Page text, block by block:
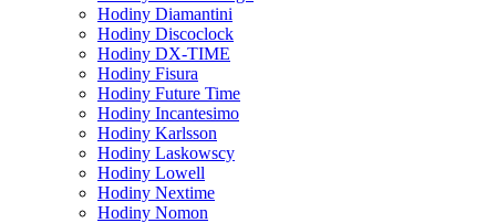
Hodiny Diamantini
Hodiny Discoclock
Hodiny DX-TIME
Hodiny Fisura
Hodiny Future Time
Hodiny Incantesimo
Hodiny Karlsson
Hodiny Laskowscy
Hodiny Lowell
Hodiny Nextime
Hodiny Nomon